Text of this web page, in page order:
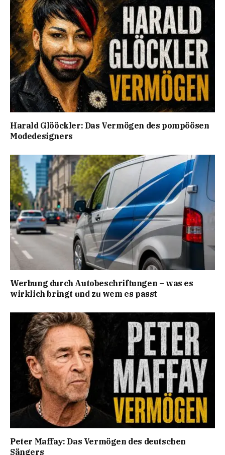
Harald Glööckler: Das Vermögen des pompöösen
Modedesigners
Werbung durch Autobeschriftungen – was es
wirklich bringt und zu wem es passt
Peter Maffay: Das Vermögen des deutschen
Sängers